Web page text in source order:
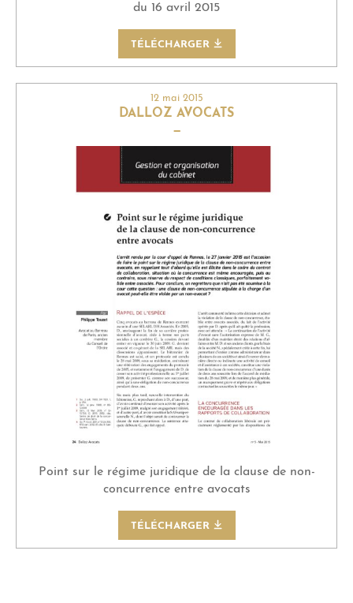
du 16 avril 2015
TÉLÉCHARGER
12 mai 2015
DALLOZ AVOCATS
—
Point sur le régime juridique de la clause de non-
concurrence entre avocats
TÉLÉCHARGER